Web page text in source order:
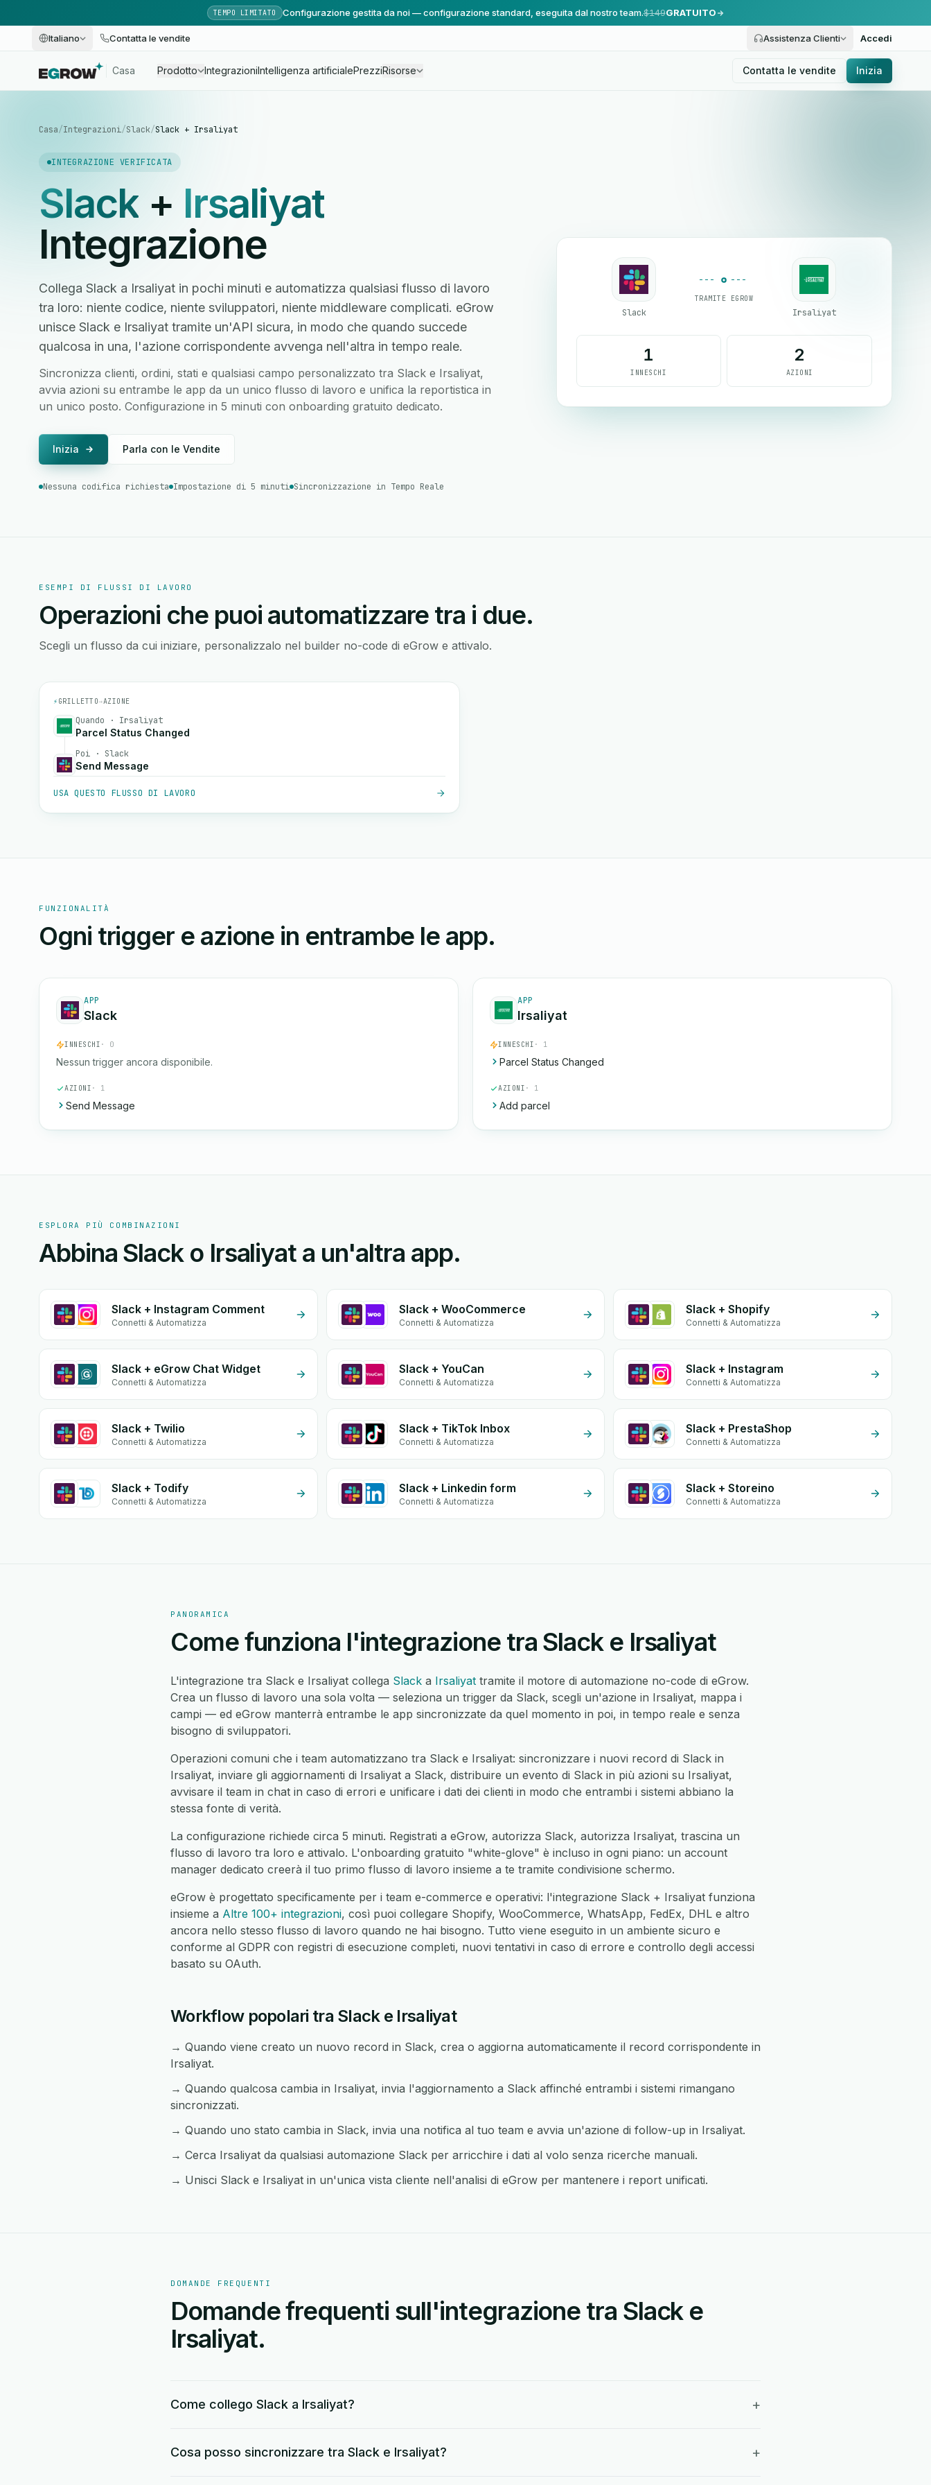
TEMPO LIMITATO Configurazione gestita da noi — configurazione standard, eseguita dal nostro team.$149GRATUITO
Italiano Contatta le vendite Assistenza Clienti Accedi
Casa Prodotto IntegrazioniIntelligenza artificialePrezziRisorse Contatta le vendite Inizia
Casa/Integrazioni/Slack/Slack + Irsaliyat
INTEGRAZIONE VERIFICATA
Slack + Irsaliyat
Integrazione
Collega Slack a Irsaliyat in pochi minuti e automatizza qualsiasi flusso di lavoro
tra loro: niente codice, niente sviluppatori, niente middleware complicati. eGrow
unisce Slack e Irsaliyat tramite un'API sicura, in modo che quando succede
qualcosa in una, l'azione corrispondente avvenga nell'altra in tempo reale.
Sincronizza clienti, ordini, stati e qualsiasi campo personalizzato tra Slack e Irsaliyat,
avvia azioni su entrambe le app da un unico flusso di lavoro e unifica la reportistica in
un unico posto. Configurazione in 5 minuti con onboarding gratuito dedicato.
Inizia Parla con le Vendite
Nessuna codifica richiesta Impostazione di 5 minuti Sincronizzazione in Tempo Reale
Slack
TRAMITE EGROW
Irsaliyat
1
INNESCHI
2
AZIONI
ESEMPI DI FLUSSI DI LAVORO
Operazioni che puoi automatizzare tra i due.
Scegli un flusso da cui iniziare, personalizzalo nel builder no-code di eGrow e attivalo.
⚡ GRILLETTO→AZIONE
Quando · Irsaliyat
Parcel Status Changed
Poi · Slack
Send Message
USA QUESTO FLUSSO DI LAVORO
FUNZIONALITÀ
Ogni trigger e azione in entrambe le app.
APP
Slack
INNESCHI · 0
Nessun trigger ancora disponibile.
AZIONI · 1
Send Message
APP
Irsaliyat
INNESCHI · 1
Parcel Status Changed
AZIONI · 1
Add parcel
ESPLORA PIÙ COMBINAZIONI
Abbina Slack o Irsaliyat a un'altra app.
Slack + Instagram Comment
Connetti & Automatizza
Slack + WooCommerce
Connetti & Automatizza
Slack + Shopify
Connetti & Automatizza
Slack + eGrow Chat Widget
Connetti & Automatizza
Slack + YouCan
Connetti & Automatizza
Slack + Instagram
Connetti & Automatizza
Slack + Twilio
Connetti & Automatizza
Slack + TikTok Inbox
Connetti & Automatizza
Slack + PrestaShop
Connetti & Automatizza
Slack + Todify
Connetti & Automatizza
Slack + Linkedin form
Connetti & Automatizza
Slack + Storeino
Connetti & Automatizza
PANORAMICA
Come funziona l'integrazione tra Slack e Irsaliyat
L'integrazione tra Slack e Irsaliyat collega Slack a Irsaliyat tramite il motore di automazione no-code di eGrow.
Crea un flusso di lavoro una sola volta — seleziona un trigger da Slack, scegli un'azione in Irsaliyat, mappa i
campi — ed eGrow manterrà entrambe le app sincronizzate da quel momento in poi, in tempo reale e senza
bisogno di sviluppatori.
Operazioni comuni che i team automatizzano tra Slack e Irsaliyat: sincronizzare i nuovi record di Slack in
Irsaliyat, inviare gli aggiornamenti di Irsaliyat a Slack, distribuire un evento di Slack in più azioni su Irsaliyat,
avvisare il team in chat in caso di errori e unificare i dati dei clienti in modo che entrambi i sistemi abbiano la
stessa fonte di verità.
La configurazione richiede circa 5 minuti. Registrati a eGrow, autorizza Slack, autorizza Irsaliyat, trascina un
flusso di lavoro tra loro e attivalo. L'onboarding gratuito "white-glove" è incluso in ogni piano: un account
manager dedicato creerà il tuo primo flusso di lavoro insieme a te tramite condivisione schermo.
eGrow è progettato specificamente per i team e-commerce e operativi: l'integrazione Slack + Irsaliyat funziona
insieme a Altre 100+ integrazioni, così puoi collegare Shopify, WooCommerce, WhatsApp, FedEx, DHL e altro
ancora nello stesso flusso di lavoro quando ne hai bisogno. Tutto viene eseguito in un ambiente sicuro e
conforme al GDPR con registri di esecuzione completi, nuovi tentativi in caso di errore e controllo degli accessi
basato su OAuth.
Workflow popolari tra Slack e Irsaliyat
→ Quando viene creato un nuovo record in Slack, crea o aggiorna automaticamente il record corrispondente in
Irsaliyat.
→ Quando qualcosa cambia in Irsaliyat, invia l'aggiornamento a Slack affinché entrambi i sistemi rimangano
sincronizzati.
→ Quando uno stato cambia in Slack, invia una notifica al tuo team e avvia un'azione di follow-up in Irsaliyat.
→ Cerca Irsaliyat da qualsiasi automazione Slack per arricchire i dati al volo senza ricerche manuali.
→ Unisci Slack e Irsaliyat in un'unica vista cliente nell'analisi di eGrow per mantenere i report unificati.
DOMANDE FREQUENTI
Domande frequenti sull'integrazione tra Slack e
Irsaliyat.
Come collego Slack a Irsaliyat? +
Cosa posso sincronizzare tra Slack e Irsaliyat? +